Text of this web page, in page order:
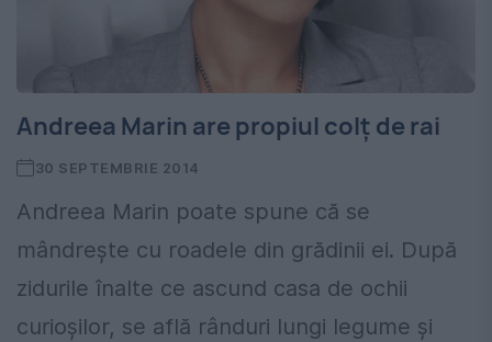
Andreea Marin are propiul colț de rai
30 SEPTEMBRIE 2014
Andreea Marin poate spune că se
mândreşte cu roadele din grădinii ei. După
zidurile înalte ce ascund casa de ochii
curioșilor, se află rânduri lungi legume şi